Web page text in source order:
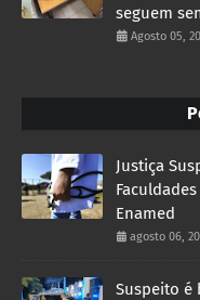
seguem
Agosto 05,
Justiça
Enamed
agosto 06,
Suspeito é